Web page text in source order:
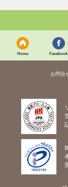
Home Facebook
お問合